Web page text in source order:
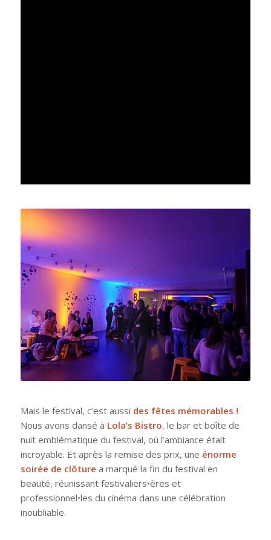
Mais le festival, c’est aussi des fêtes mémorables !
Nous avons dansé à Lola’s Bistro, le bar et boîte de
nuit emblématique du festival, où l’ambiance était
incroyable. Et après la remise des prix, une énorme
soirée de clôture a marqué la fin du festival en
beauté, réunissant festivaliers•ères et
professionnel•les du cinéma dans une célébration
inoubliable.